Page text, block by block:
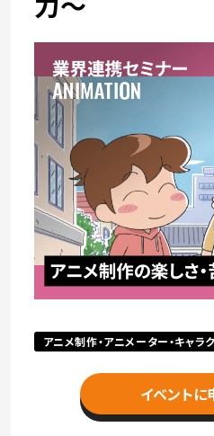
就職・資格
入試情報
神戸電子について
最新のお知らせ
+プラスラボ
オープン
キャンパス
アニメ制作・アニメーター・キャラ
イベントに